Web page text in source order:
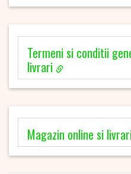
Termeni si conditii
livrari
Magazin online si